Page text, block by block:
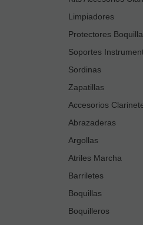
Limpiadores
Protectores Boquilla
Soportes
Sordinas
Zapatillas
Accesorios
Abrazaderas
Argollas
Atriles Marcha
Barriletes
Boquillas
Boquilleros